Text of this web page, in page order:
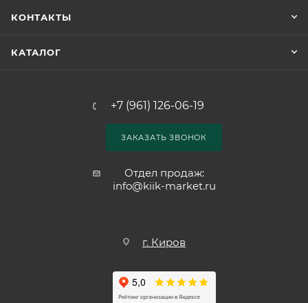
КОНТАКТЫ
КАТАЛОГ
+7 (961) 126-06-19
ЗАКАЗАТЬ ЗВОНОК
Отдел продаж:
info@kiik-market.ru
г. Киров